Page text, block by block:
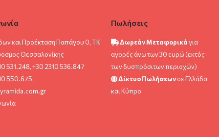
και Προέκταση Παπάγου 0, ΤΚ
Θεσσαλονίκης
531.248, +30 2310 536.847
550.675
Πωλήσεις
Δωρεάν Μεταφορικάγια
αγορές άνω των 30 ευρώ (εκτός
των δυσπρόσιτων περιοχών)
Δίκτυο Πωλήσεωνσε Ελλάδα
και Κύπρο